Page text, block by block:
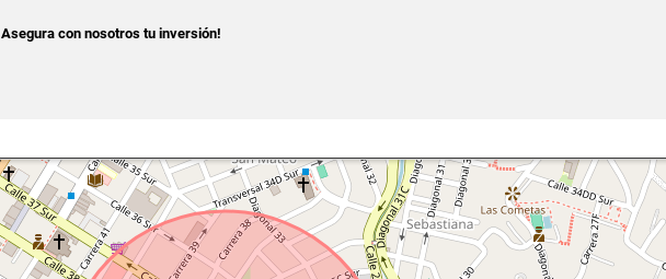
Asegura con nosotros tu inversión!